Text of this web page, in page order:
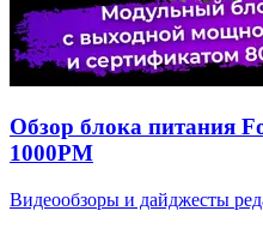
Обзор блока питания
1000PM
Видеообзоры и дайджесты